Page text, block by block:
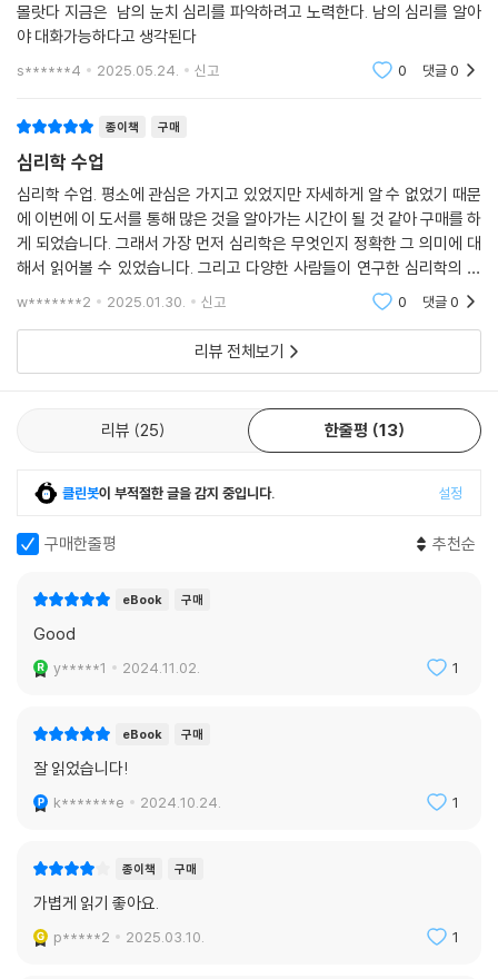
입니다. 이런 양상은 융통성이 없고 불가피하며, 청소년기나 성인 초기에
시작됩니다. 일상생활에 심각한 고통이나 피해를 초래할 수도 있습니다.
연구자들은 성격 장애의 원인이 무엇인지 아직 명확히 알아내지는 못했습
적인 행동과 사고 양상이 발달하지 못하게 막는 유년기의 경험에서 근본적
--- p.334
미술은 표현력이 풍성한 매체입니다. 미술은 사람들이 소통하도록 도와주
고 스트레스를 해소하게 해줍니다. 개개인이 가진 성격의 다양한 부분을
스스로 발견하고 연구할 수 있게 해주기도 하지요. 심리학에서 미술은 개
인의 정신 건강을 개선하거나 심리 장애를 치료하는 데 사용되는데, 이것
을 ‘미술 치료’라고 합니다. 미술 치료는 미술을 창작하는 데 필요한 과정과
심리 치료 기법을 통합해 개인이 자신의 문제를 해결하고 행동을 조절하도
술을 개선하며, 자기 인식과 자제력을 강화하는 데도 도움이 됩니다.
몰랏다 지금은 남의 눈치 심리를 파악하려고 노력한다. 남의 심리를 알아
야 대화가능하다고 생각된다
s******4 2025.05.24. 신고 0 댓글0
종이책 구매
심리학 수업
심리학 수업. 평소에 관심은 가지고 있었지만 자세하게 알 수 없었기 때문
에 이번에 이 도서를 통해 많은 것을 알아가는 시간이 될 것 같아 구매를 하
게 되었습니다. 그래서 가장 먼저 심리학은 무엇인지 정확한 그 의미에 대
해서 읽어볼 수 있었습니다. 그리고 다양한 사람들이 연구한 심리학의 정
의에 대해서도 알아갈 수 있어서 매우 유익하였습니다.
w*******2 2025.01.30. 신고 0 댓글0
리뷰 전체보기
리뷰 25 한줄평 13
클린봇이 부적절한 글을 감지 중입니다. 설정
구매한줄평 추천순
eBook 구매
Good
y*****1 2024.11.02. 1
eBook 구매
잘 읽었습니다!
k*******e 2024.10.24. 1
종이책 구매
가볍게 읽기 좋아요.
p*****2 2025.03.10. 1